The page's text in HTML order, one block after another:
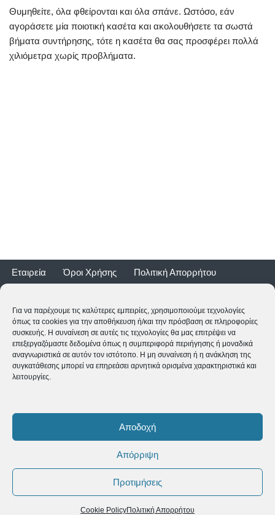
Για να παρέχουμε τις καλύτερες εμπειρίες, χρησιμοποιούμε τεχνολογίες
όπως τα cookies για την αποθήκευση ή/και την πρόσβαση σε πληροφορίες
συσκευής. Η συναίνεση σε αυτές τις τεχνολογίες θα μας επιτρέψει να
επεξεργαζόμαστε δεδομένα όπως η συμπεριφορά περιήγησης ή μοναδικά
αναγνωριστικά σε αυτόν τον ιστότοπο. Η μη συναίνεση ή η ανάκληση της
συγκατάθεσης μπορεί να επηρεάσει αρνητικά ορισμένα χαρακτηριστικά και
λειτουργίες.
Αποδοχή
Απόρριψη
Προτιμήσεις
Cookie PolicyΠολιτική Απορρήτου
Θυμηθείτε, όλα φθείρονται και όλα σπάνε. Ωστόσο, εάν
αγοράσετε μία ποιοτική κασέτα και ακολουθήσετε τα σωστά
βήματα συντήρησης, τότε η κασέτα θα σας προσφέρει πολλά
χιλιόμετρα χωρίς προβλήματα.
Εταιρεία Όροι Χρήσης
Πολιτική Απορρήτου
Δευ-Τετ-Σαβ 09:00-15:00 | Τρι-Πεμ-Παρ 10:00-18:00 | Κυρ
ΚΛΕΙΣΤΑ